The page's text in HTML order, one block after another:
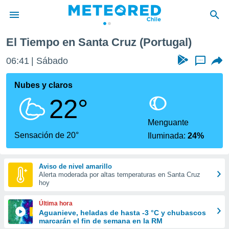
de
por
se
calidad.
a este
las
y
forma
digital
basada
El Tiempo en Santa Cruz (Portugal)
06:41 Sábado ...
Nubes y claros
22°
Sensación de 20°
Menguante
Iluminada:24%
Aviso de nivel amarillo
Alerta moderada por altas temperaturas en Santa Cruz
hoy
Última hora
Aguanieve, heladas de hasta -3 °C y chubascos
marcarán el fin de semana en la RM